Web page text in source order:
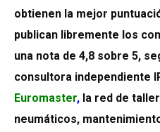
obtienen la mejor
publican libremente los
una nota de 4,8 sobre 5,
consultora independiente
Euromaster, la red de
neumáticos,